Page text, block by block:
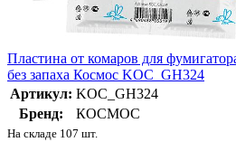
Пластина от комаров для
без запаха Космос KOC_GH324
Артикул: KOC_GH324
Бренд:
КОСМОС
На складе 107 шт.